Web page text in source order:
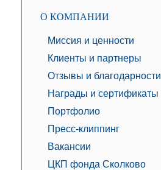
О КОМПАНИИ
Миссия и ценности
Клиенты и партнеры
Отзывы и благодарности
Награды и сертификаты
Портфолио
Пресс-клиппинг
Вакансии
ЦКП фонда Сколково